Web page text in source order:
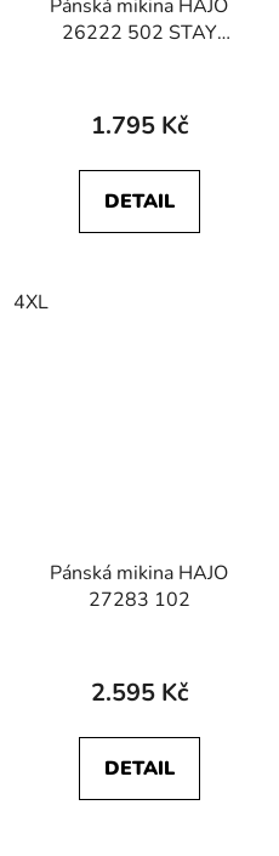
Pánská mikina HAJO
26222 502 STAY
1.795 Kč
DETAIL
4XL
Pánská mikina HAJO
27283 102
2.595 Kč
DETAIL